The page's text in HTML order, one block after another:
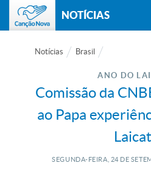
NOTÍCIAS
Notícias Brasil
ANO DO
Comissão da
ao Papa
SEGUNDA-FEIRA, 24 DE